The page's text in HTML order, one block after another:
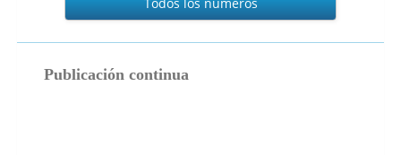
Publicación continua